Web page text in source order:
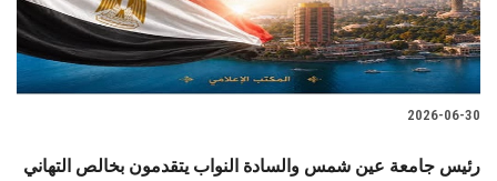
2026-06-30
رئيس جامعة عين شمس والسادة النواب يتقدمون بخالص التهاني